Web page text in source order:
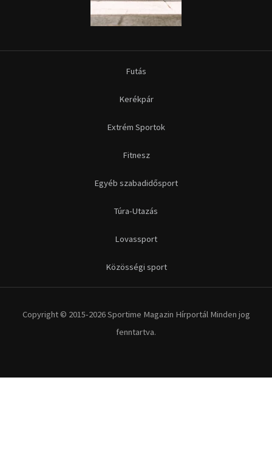
Futás
Kerékpár
Extrém Sportok
Fitnesz
Egyéb szabadidősport
Túra-Utazás
Lovassport
Közösségi sport
Copyright © 2015-2026 Sportime Magazin Hírportál Minden jog
fenntartva.